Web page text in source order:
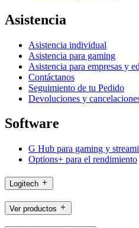
Asistencia
Asistencia individual
Asistencia para gaming
Asistencia para empresas y
Contáctanos
Seguimiento de tu Pedido
Devoluciones y
Software
G Hub para gaming y
Options+ para el rendimiento
Logitech
Ver productos